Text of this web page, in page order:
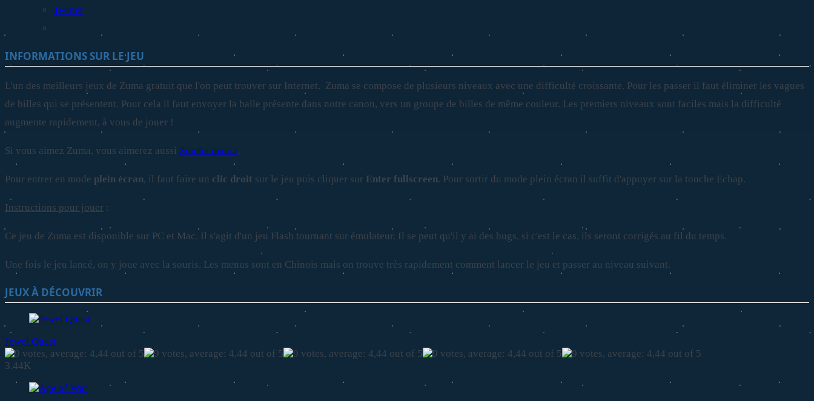
Twitter
INFORMATIONS SUR LE JEU
L'un des meilleurs jeux de Zuma gratuit que l'on peut trouver sur Internet. Zuma se compose de plusieurs niveaux avec une difficulté croissante. Pour les passer il faut éliminer les vagues
de billes qui se présentent. Pour cela il faut envoyer la balle présente dans notre canon, vers un groupe de billes de même couleur. Les premiers niveaux sont faciles mais la difficulté
augmente rapidement, à vous de jouer !
Si vous aimez Zuma, vous aimerez aussi Zumba mania.
Pour entrer en mode plein écran, il faut faire un clic droit sur le jeu puis cliquer sur Enter fullscreen. Pour sortir du mode plein écran il suffit d'appuyer sur la touche Echap.
Instructions pour jouer :
Ce jeu de Zuma est disponible sur PC et Mac. Il s'agit d'un jeu Flash tournant sur émulateur. Il se peut qu'il y ai des bugs, si c'est le cas, ils seront corrigés au fil du temps.
Une fois le jeu lancé, on y joue avec la souris. Les menus sont en Chinois mais on trouve très rapidement comment lancer le jeu et passer au niveau suivant.
JEUX À DÉCOUVRIR
Jewel Quest
3.44K